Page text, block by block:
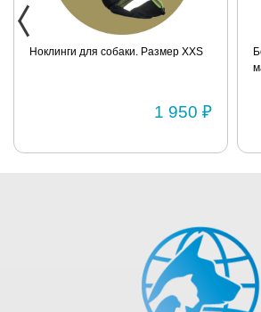
измерить
собаку
Ноклинги для собаки. Размер XXS
1 950 ₽